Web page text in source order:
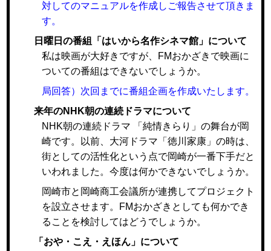
対してのマニュアルを作成しご報告させて頂きま
す。
日曜日の番組「はいから名作シネマ館」について
私は映画が大好きですが、FMおかざきで映画に
ついての番組はできないでしょうか。
局回答）次回までに番組企画を作成いたします。
来年のNHK朝の連続ドラマについて
NHK朝の連続ドラマ 「純情きらり」の舞台が岡
崎です。以前、大河ドラマ「徳川家康」の時は、
街としての活性化という点で岡崎が一番下手だと
いわれました。今度は何かできないでしょうか。
岡崎市と岡崎商工会議所が連携してプロジェクト
を設立させます。FMおかざきとしても何かでき
ることを検討してはどうでしょうか。
「おや・こえ・えほん」について